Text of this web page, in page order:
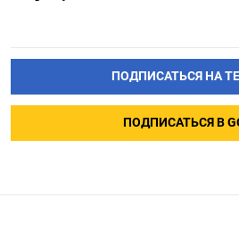
ПОДПИСАТЬСЯ НА
ПОДПИСАТЬСЯ В